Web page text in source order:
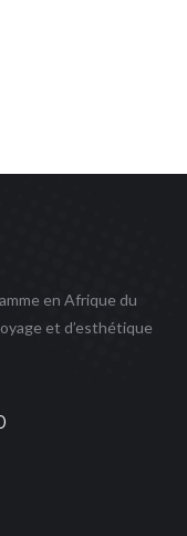
en Afrique du
et d’esthétique